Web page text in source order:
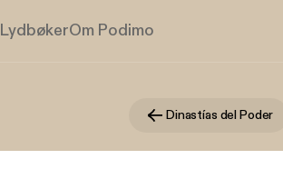
LydbøkerOm Podimo
Dinastías del Poder